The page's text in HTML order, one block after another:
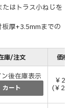
はトラス小ねじを
厚+3.5mmまでの
庫/注文 価格(
ン後在庫表示
カート
￥
(￥